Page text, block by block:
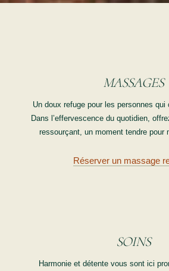
MASSAGES
Un doux refuge pour les personnes qui
Dans l’effervescence du quotidien,
ressourçant, un moment tendre pour
Réserver un massage
SOINS
Harmonie et détente vous sont ici